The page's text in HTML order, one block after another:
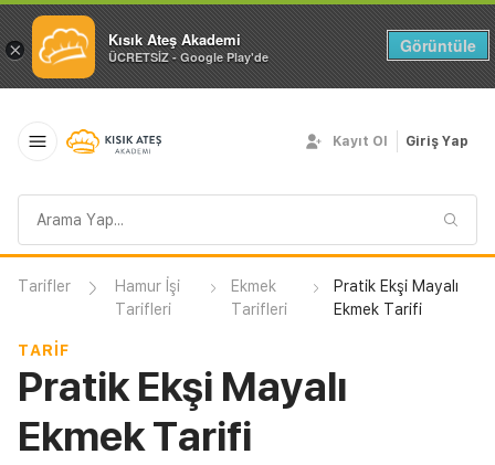
× Kısık Ateş Akademi
ÜCRETSİZ - Google Play'de
Görüntüle
sorgusu
Kayıt Ol Giriş Yap
Tarifler
Hamur İşi
Tarifleri
Ekmek
Tarifleri
Pratik Ekşi Mayalı
Ekmek Tarifi
TARIF
Pratik Ekşi Mayalı
Ekmek Tarifi